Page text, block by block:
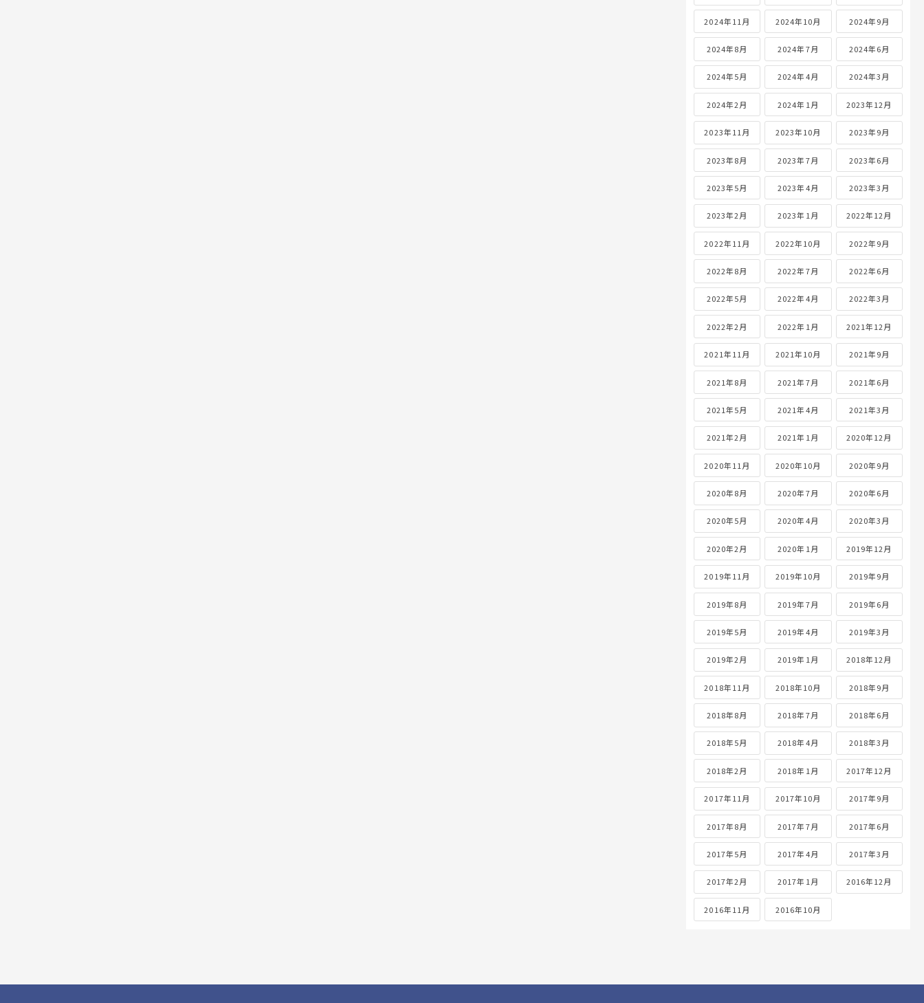
2024年11月 2024年10月 2024年9月
2024年8月 2024年7月 2024年6月
2024年5月 2024年4月 2024年3月
2024年2月 2024年1月 2023年12月
2023年11月 2023年10月 2023年9月
2023年8月 2023年7月 2023年6月
2023年5月 2023年4月 2023年3月
2023年2月 2023年1月 2022年12月
2022年11月 2022年10月 2022年9月
2022年8月 2022年7月 2022年6月
2022年5月 2022年4月 2022年3月
2022年2月 2022年1月 2021年12月
2021年11月 2021年10月 2021年9月
2021年8月 2021年7月 2021年6月
2021年5月 2021年4月 2021年3月
2021年2月 2021年1月 2020年12月
2020年11月 2020年10月 2020年9月
2020年8月 2020年7月 2020年6月
2020年5月 2020年4月 2020年3月
2020年2月 2020年1月 2019年12月
2019年11月 2019年10月 2019年9月
2019年8月 2019年7月 2019年6月
2019年5月 2019年4月 2019年3月
2019年2月 2019年1月 2018年12月
2018年11月 2018年10月 2018年9月
2018年8月 2018年7月 2018年6月
2018年5月 2018年4月 2018年3月
2018年2月 2018年1月 2017年12月
2017年11月 2017年10月 2017年9月
2017年8月 2017年7月 2017年6月
2017年5月 2017年4月 2017年3月
2017年2月 2017年1月 2016年12月
2016年11月 2016年10月